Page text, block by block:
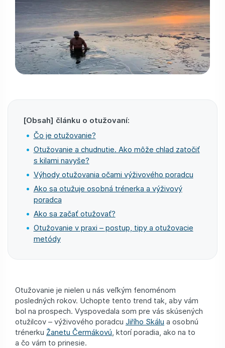
[Obsah] článku o otužovaní:
Čo je otužovanie?
Otužovanie a chudnutie. Ako môže chlad zatočiť
s kilami navyše?
Výhody otužovania očami výživového poradcu
Ako sa otužuje osobná trénerka a výživový
poradca
Ako sa začať otužovať?
Otužovanie v praxi – postup, tipy a otužovacie
metódy
Otužovanie je nielen u nás veľkým fenoménom
posledných rokov. Uchopte tento trend tak, aby vám
bol na prospech. Vyspovedala som pre vás skúsených
otužilcov – výživového poradcu Jiřího Skálu a osobnú
trénerku Žanetu Čermákovú , ktorí poradia, ako na to
a čo vám to prinesie.